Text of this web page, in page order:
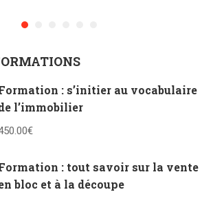
: s’initier au vocabulaire
l’immobilier
: tout savoir sur la vente
bloc et à la découpe